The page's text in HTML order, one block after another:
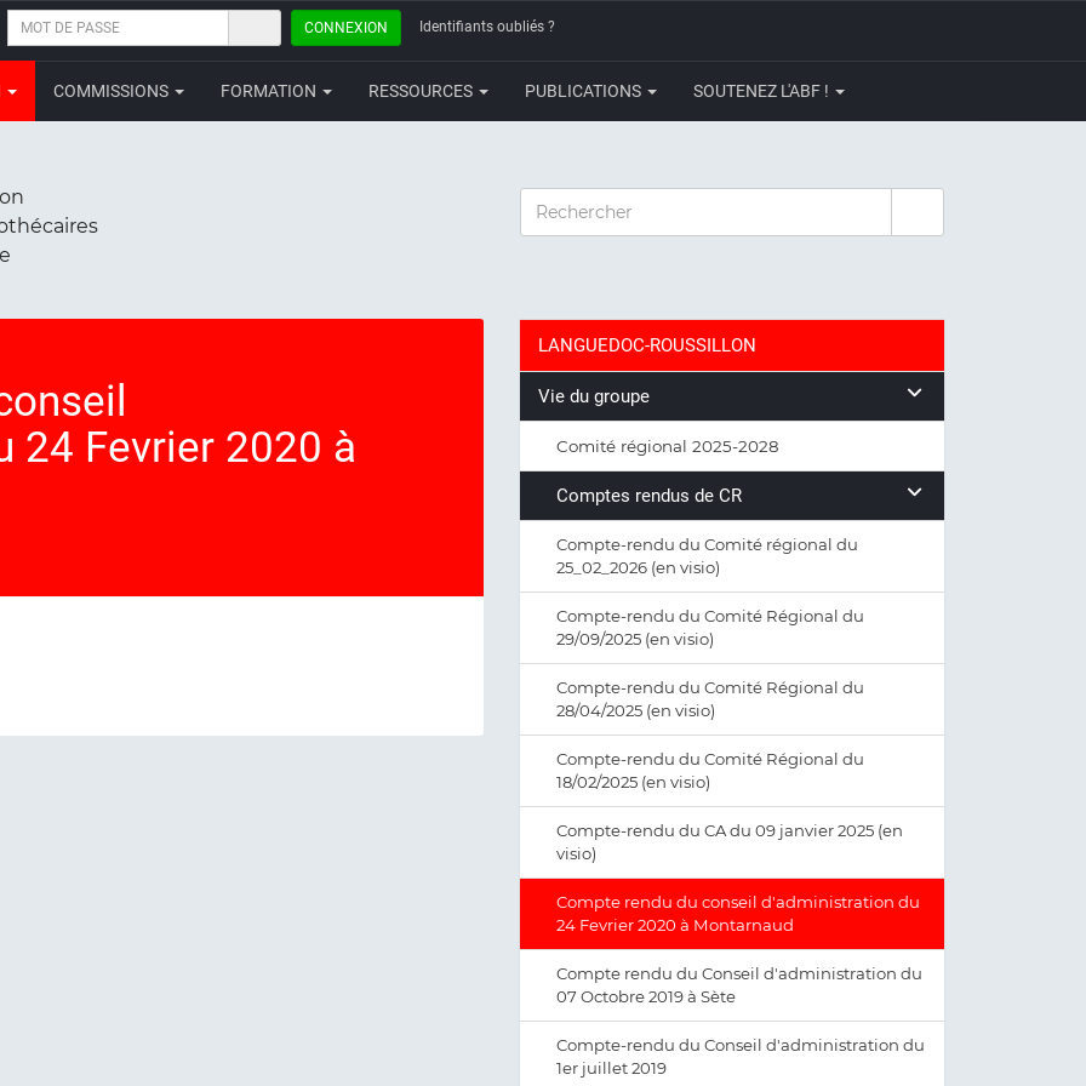
MOT
PASSE
CONNEXION Identifiants oubliés ?
COMMISSIONS FORMATION RESSOURCES PUBLICATIONS SOUTENEZ L'ABF !
RECHERCHER
24 Fevrier 2020 à
LANGUEDOC-ROUSSILLON
Vie du groupe
Comité régional 2025-2028
Comptes rendus de CR
Compte-rendu du Comité régional du
25_02_2026 (en visio)
Compte-rendu du Comité Régional du
29/09/2025 (en visio)
Compte-rendu du Comité Régional du
28/04/2025 (en visio)
Compte-rendu du Comité Régional du
18/02/2025 (en visio)
Compte-rendu du CA du 09 janvier 2025 (en
visio)
Compte rendu du conseil d'administration du
24 Fevrier 2020 à Montarnaud
Compte rendu du Conseil d'administration du
07 Octobre 2019 à Sète
Compte-rendu du Conseil d'administration du
1er juillet 2019